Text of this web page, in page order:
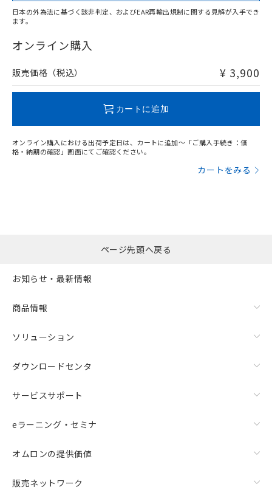
在庫等で未対応品が混在する可能性があります。
問い合わせください。
日本の外為法に基づく該非判定、およびEAR再輸出規制に関する見解が入手でき
ます。
オンライン購入
販売価格（税込） ¥ 3,900
カートに追加
オンライン購入における出荷予定日は、カートに追加～「ご購入手続き：価
格・納期の確認」画面にてご確認ください。
カートをみる
ページ先頭へ戻る
お知らせ・最新情報
商品情報
ソリューション
ダウンロードセンタ
サービスサポート
eラーニング・セミナ
オムロンの提供価値
販売ネットワーク